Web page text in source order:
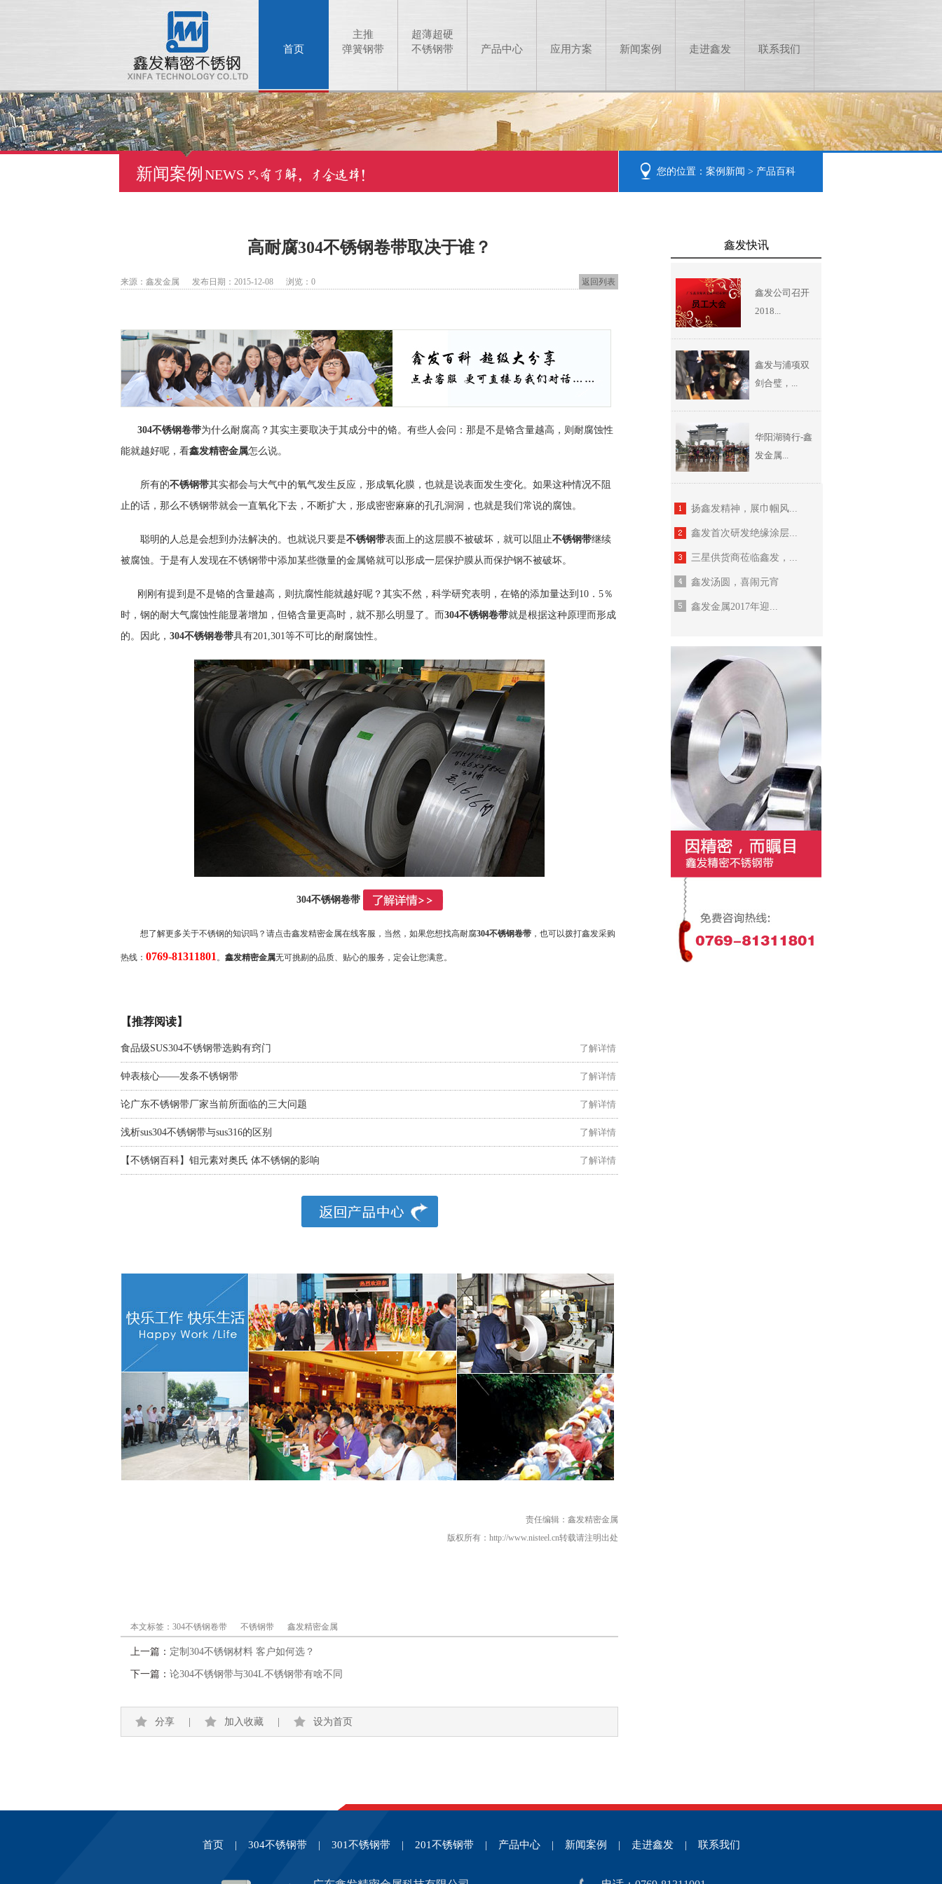
首页
主推
弹簧钢带
超薄超硬
不锈钢带
产品中心 应用方案 新闻案例 走进鑫发 联系我们
新闻案例 NEWS 您的位置： 案例新闻 > 产品百科
高耐腐304不锈钢卷带取决于谁？
来源：鑫发金属 发布日期：2015-12-08 浏览： 0 返回列表
304不锈钢卷带为什么耐腐高？其实主要取决于其成分中的铬。有些人会问：那是不是铬含量越高，则耐腐蚀性
能就越好呢，看鑫发精密金属怎么说。
所有的不锈钢带其实都会与大气中的氧气发生反应，形成氧化膜，也就是说表面发生变化。如果这种情况不阻
止的话，那么不锈钢带就会一直氧化下去，不断扩大，形成密密麻麻的孔孔洞洞，也就是我们常说的腐蚀。
聪明的人总是会想到办法解决的。也就说只要是不锈钢带表面上的这层膜不被破坏，就可以阻止不锈钢带继续
被腐蚀。于是有人发现在不锈钢带中添加某些微量的金属铬就可以形成一层保护膜从而保护钢不被破坏。
刚刚有提到是不是铬的含量越高，则抗腐性能就越好呢？其实不然，科学研究表明，在铬的添加量达到10．5％
时，钢的耐大气腐蚀性能显著增加，但铬含量更高时，就不那么明显了。而304不锈钢卷带就是根据这种原理而形成
的。因此， 304不锈钢卷带具有201,301等不可比的耐腐蚀性。
304不锈钢卷带
想了解更多关于不锈钢的知识吗？请点击鑫发精密金属在线客服，当然，如果您想找高耐腐304不锈钢卷带 ，也可以拨打鑫发采购
热线： 0769-81311801 。 鑫发精密金属无可挑剔的品质、贴心的服务，定会让您满意。
【推荐阅读】
了解详情
食品级SUS304不锈钢带选购有窍门
了解详情
钟表核心——发条不锈钢带
了解详情
论广东不锈钢带厂家当前所面临的三大问题
了解详情
浅析sus304不锈钢带与sus316的区别
了解详情
【不锈钢百科】钼元素对奥氏 体不锈钢的影响
责任编辑：鑫发精密金属
版权所有：http://www.nisteel.cn转载请注明出处
本文标签： 304不锈钢卷带 不锈钢带 鑫发精密金属
上一篇： 定制304不锈钢材料 客户如何选？
下一篇： 论304不锈钢带与304L不锈钢带有啥不同
分享 加入收藏 设为首页
鑫发快讯
鑫发公司召开
2018...
鑫发与浦项双
剑合璧，...
华阳湖骑行-鑫
发金属...
扬鑫发精神，展巾帼风...
鑫发首次研发绝缘涂层...
三星供货商莅临鑫发，...
鑫发汤圆，喜闹元宵
鑫发金属2017年迎...
首页 | 304不锈钢带 | 301不锈钢带 | 201不锈钢带 | 产品中心 | 新闻案例 | 走进鑫发 | 联系我们